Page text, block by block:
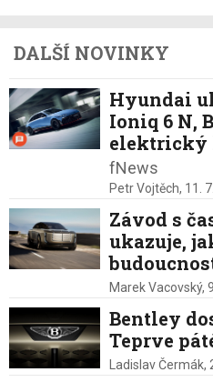
DALŠÍ NOVINKY
Hyundai
Ioniq 6 N,
elektrický
fNews
Petr Vojtěch, 11.
Závod s
ukazuje,
Marek Vacovský,
Bentley
Teprve
Ladislav Čermák,